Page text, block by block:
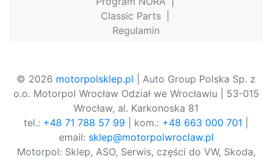
Classic Parts
Regulamin
© 2026 motorpolsklep.pl | Auto Group Polska Sp. z
o.o. Motorpol Wrocław Odział we Wrocławiu | 53-015
Wrocław, al. Karkonoska 81
tel.: +48 71 788 57 99 | kom.: +48 663 000 701
email: sklep@motorpolwroclaw.pl
Motorpol: Sklep, ASO, Serwis, części do VW, Skoda,